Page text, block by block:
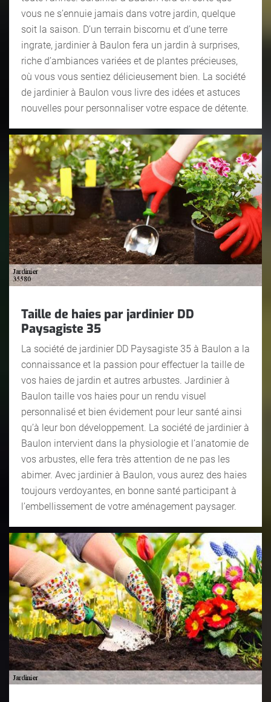
vous ne s’ennuie jamais dans votre jardin, quelque
soit la saison. D’un terrain biscornu et d’une terre
ingrate, jardinier à Baulon fera un jardin à surprises,
riche d’ambiances variées et de plantes précieuses,
où vous vous sentiez délicieusement bien. La société
de jardinier à Baulon vous livre des idées et astuces
nouvelles pour personnaliser votre espace de détente.
Taille de haies par jardinier DD
Paysagiste 35
La société de jardinier DD Paysagiste 35 à Baulon a la
connaissance et la passion pour effectuer la taille de
vos haies de jardin et autres arbustes. Jardinier à
Baulon taille vos haies pour un rendu visuel
personnalisé et bien évidement pour leur santé ainsi
qu’à leur bon développement. La société de jardinier à
Baulon intervient dans la physiologie et l’anatomie de
vos arbustes, elle fera très attention de ne pas les
abimer. Avec jardinier à Baulon, vous aurez des haies
toujours verdoyantes, en bonne santé participant à
l’embellissement de votre aménagement paysager.